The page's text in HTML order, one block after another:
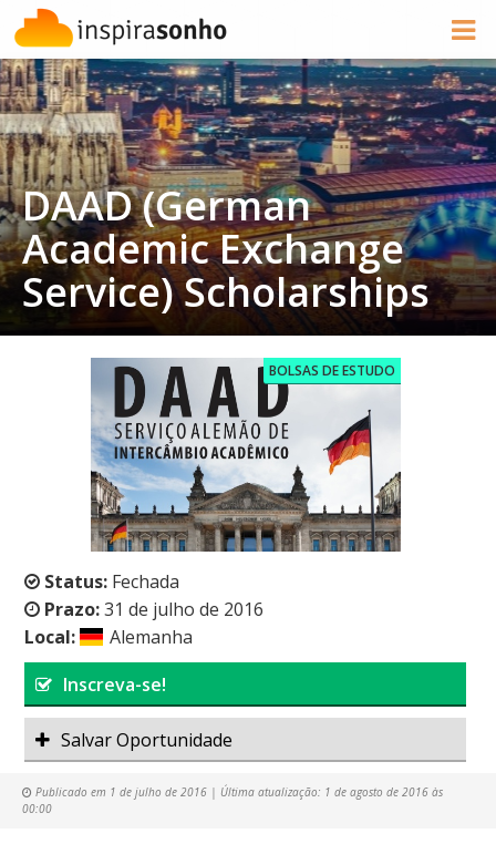
DAAD (German
Academic Exchange
Service) Scholarships
BOLSAS DE ESTUDO
Status: Fechada
Prazo:31 de julho de 2016
Local:
Alemanha
Inscreva-se!
Salvar Oportunidade
Publicado em 1 de julho de 2016 | Última atualização: 1 de agosto de 2016 às
00:00